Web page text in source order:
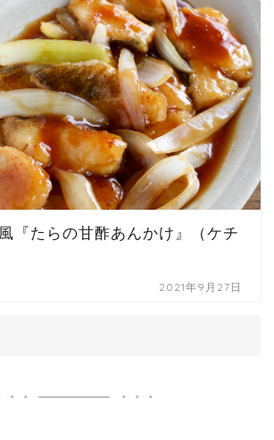
『たらの甘酢あんかけ』（ケチ
2021年9月27日